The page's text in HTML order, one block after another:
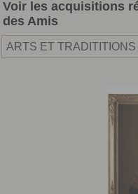
Voir les acquisitions
des Amis